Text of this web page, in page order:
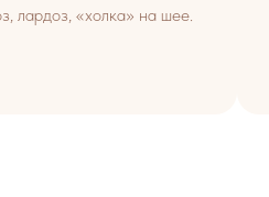
лардоз, «холка» на шее.